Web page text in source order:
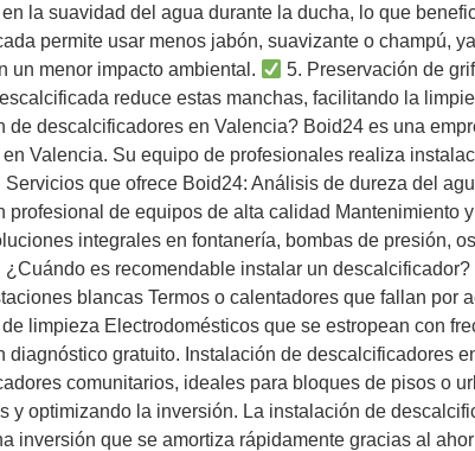
la suavidad del agua durante la ducha, lo que
permite usar menos jabón, suavizante o champú,
un menor impacto ambiental.
5. Preservación de
reduce estas manchas, facilitando la
de descalcificadores en Valencia? Boid24 es una
Valencia. Su equipo de profesionales realiza
Servicios que ofrece Boid24: Análisis de dureza del
profesional de equipos de alta calidad
integrales en fontanería, bombas de presión,
¿Cuándo es recomendable instalar un
blancas Termos o calentadores que fallan
limpieza Electrodomésticos que se estropean con
diagnóstico gratuito. Instalación de descalcificadores
comunitarios, ideales para bloques de pisos o
y optimizando la inversión. La instalación de
inversión que se amortiza rápidamente gracias al